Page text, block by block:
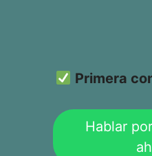
Primera
Hablar